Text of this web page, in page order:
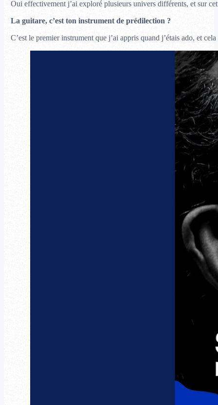
Oui effectivement j’ai exploré plusieurs univers différents, et sur
La guitare, c’est ton instrument de prédilection ?
C’est le premier instrument que j’ai appris quand j’étais ado, et